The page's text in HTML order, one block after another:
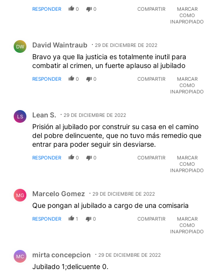
RESPONDER 0 0 COMPARTIR
MARCAR
COMO
INAPROPIADO
DW David Waintraub 29 DE DICIEMBRE DE 2022
Bravo ya que lla justicia es totalmente inutil para
combatir al crimen, un fuerte aplauso al jubilado
RESPONDER 0 0 COMPARTIR
MARCAR
COMO
INAPROPIADO
LS Lean S. 29 DE DICIEMBRE DE 2022
Prisión al jubilado por construir su casa en el camino
del pobre delincuente, que no tuvo más remedio que
entrar para poder seguir sin desviarse.
RESPONDER 0 0 COMPARTIR
MARCAR
COMO
INAPROPIADO
MG Marcelo Gomez 29 DE DICIEMBRE DE 2022
Que pongan al jubilado a cargo de una comisaria
RESPONDER 1 0 COMPARTIR
MARCAR
COMO
INAPROPIADO
MC mirta concepcion 29 DE DICIEMBRE DE 2022
Jubilado 1;delicuente 0.